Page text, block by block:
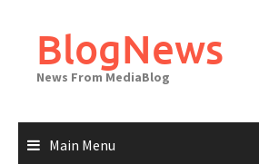
contentBlogNews
News From MediaBlog
Main Menu